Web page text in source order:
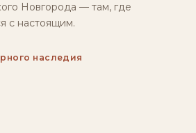
Новгорода — там, где
с настоящим.
наследия